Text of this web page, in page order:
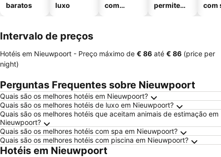
baratos
luxo
com
permitem
com
Intervalo de preços
Hotéis em Nieuwpoort - Preço máximo de ‎€ 86 até ‎€ 86 (price per
night)
Perguntas Frequentes sobre Nieuwpoort
Quais são os melhores hotéis em Nieuwpoort?
Quais são os melhores hotéis de luxo em Nieuwpoort?
Quais são os melhores hotéis que aceitam animais de estimação em
Nieuwpoort?
Quais são os melhores hotéis com spa em Nieuwpoort?
Quais são os melhores hotéis com piscina em Nieuwpoort?
Hotéis em Nieuwpoort